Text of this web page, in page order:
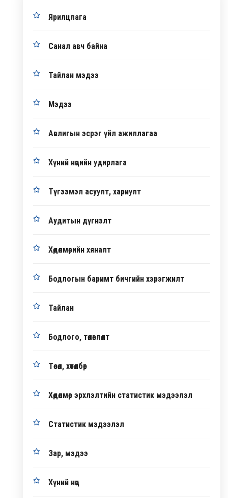
Ярилцлага
Санал авч байна
Тайлан мэдээ
Мэдээ
Авлигын эсрэг үйл ажиллагаа
Хүний нөөцийн удирлага
Түгээмэл асуулт, хариулт
Аудитын дүгнэлт
Хөдөлмөрийн хяналт
Бодлогын баримт бичгийн хэрэгжилт
Тайлан
Бодлого, төлөвлөлт
Төсөл, хөтөлбөр
Хөдөлмөр эрхлэлтийн статистик мэдээлэл
Статистик мэдээлэл
Зар, мэдээ
Хүний нөөц